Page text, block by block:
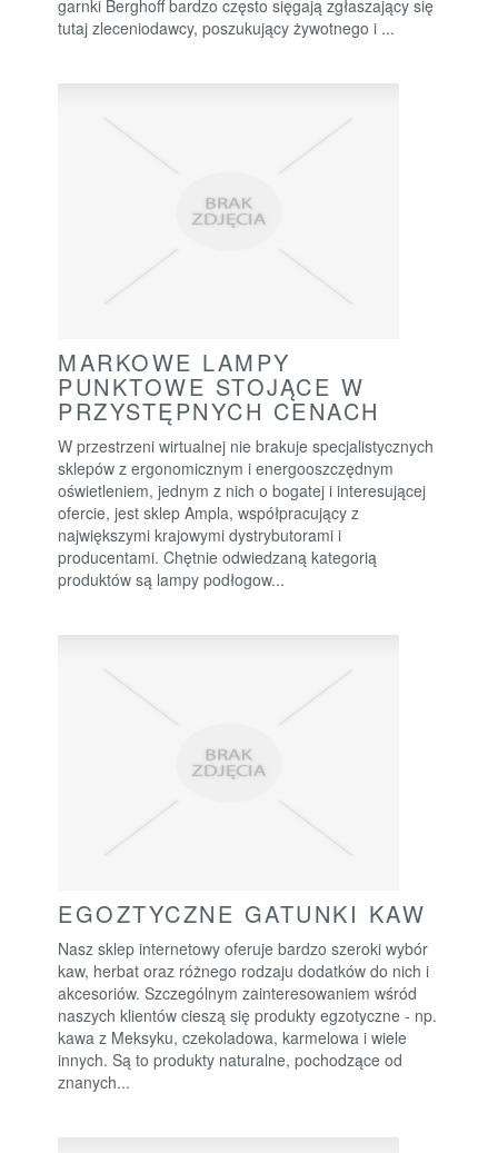
garnki Berghoff bardzo często sięgają zgłaszający się
tutaj zleceniodawcy, poszukujący żywotnego i ...
MARKOWE LAMPY
PUNKTOWE STOJĄCE W
PRZYSTĘPNYCH CENACH
W przestrzeni wirtualnej nie brakuje specjalistycznych
sklepów z ergonomicznym i energooszczędnym
oświetleniem, jednym z nich o bogatej i interesującej
ofercie, jest sklep Ampla, współpracujący z
największymi krajowymi dystrybutorami i
producentami. Chętnie odwiedzaną kategorią
produktów są lampy podłogow...
EGOZTYCZNE GATUNKI KAW
Nasz sklep internetowy oferuje bardzo szeroki wybór
kaw, herbat oraz różnego rodzaju dodatków do nich i
akcesoriów. Szczególnym zainteresowaniem wśród
naszych klientów cieszą się produkty egzotyczne - np.
kawa z Meksyku, czekoladowa, karmelowa i wiele
innych. Są to produkty naturalne, pochodzące od
znanych...